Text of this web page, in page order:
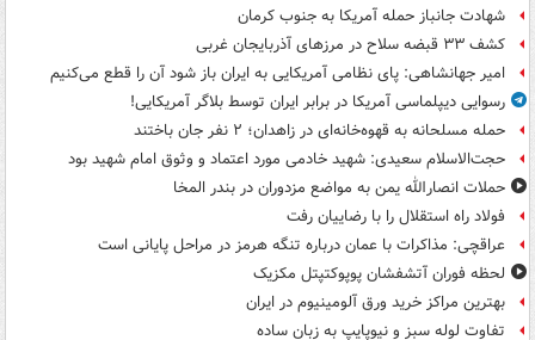
شهادت جانباز حمله آمریکا به جنوب کرمان
کشف ۳۳ قبضه سلاح در مرزهای آذربایجان غربی
امیر جهانشاهی: پای نظامی آمریکایی به ایران باز شود آن را قطع می‌کنیم
رسوایی دیپلماسی آمریکا در برابر ایران توسط بلاگر آمریکایی!
حمله مسلحانه به قهوه‌خانه‌ای در زاهدان؛ ۲ نفر جان باختند
حجت‌الاسلام سعیدی: شهید خادمی مورد اعتماد و وثوق امام شهید بود
حملات انصارالله یمن به مواضع مزدوران در بندر المخا
فولاد راه استقلال را با رضاییان رفت
عراقچی: مذاکرات با عمان درباره تنگه هرمز در مراحل پایانی است
لحظه فوران آتشفشان پوپوکتپتل مکزیک
بهترین مراکز خرید ورق آلومینیوم در ایران
تفاوت لوله سبز و نیوپایپ به زبان ساده